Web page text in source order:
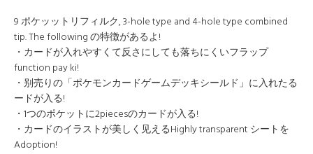
9 ポケッットリフィルク, 3-hole type and 4-hole type combined
tip. The following の特徴があるよ!
・カードが入れやすくて反さにしても落ちにくいフラップ
function pay ki!
・别売りの「ポケモンカードゲームデッキシールド」に入れたる
ードが入る!
・1つのポケットに2piecesのカードが入る!
・カードのイラストが美しく见えるHighly transparent シートを
Adoption!